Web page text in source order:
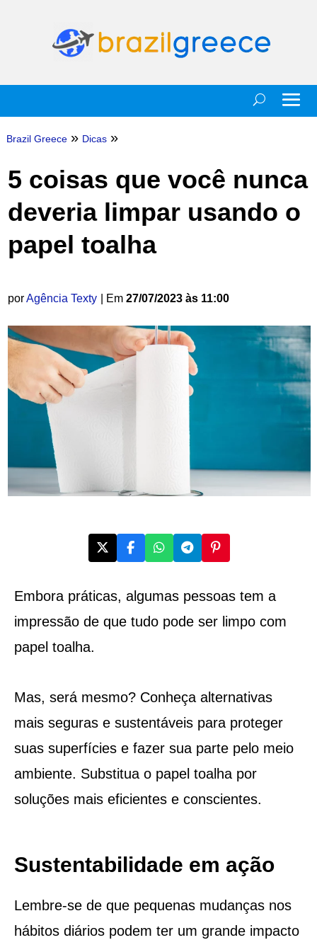
Brazil Greece » Dicas »
5 coisas que você nunca
deveria limpar usando o
papel toalha
porAgência Texty | Em 27/07/2023 às 11:00
Embora práticas, algumas pessoas tem a
impressão de que tudo pode ser limpo com
papel toalha.
Mas, será mesmo? Conheça alternativas
mais seguras e sustentáveis para proteger
suas superfícies e fazer sua parte pelo meio
ambiente. Substitua o papel toalha por
soluções mais eficientes e conscientes.
Sustentabilidade em ação
Lembre-se de que pequenas mudanças nos
hábitos diários podem ter um grande impacto